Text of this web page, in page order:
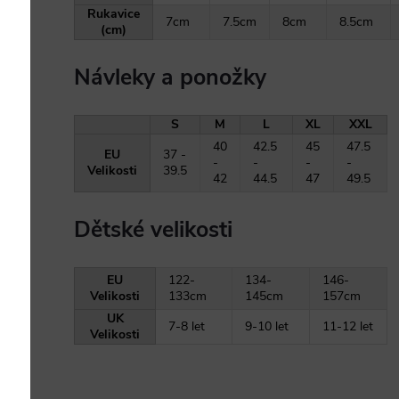
Rukavice
(cm)
7cm 7.5cm 8cm 8.5cm
Návleky a ponožky
S M L XL
XXL
EU
Velikosti
37 -
39.5
40
-
42
42.5
-
44.5
45
-
47
47.5
-
49.5
Dětské velikosti
EU
Velikosti
122-
133cm
134-
145cm
146-
157cm
UK
Velikosti
7-8 let 9-10 let 11-12 let